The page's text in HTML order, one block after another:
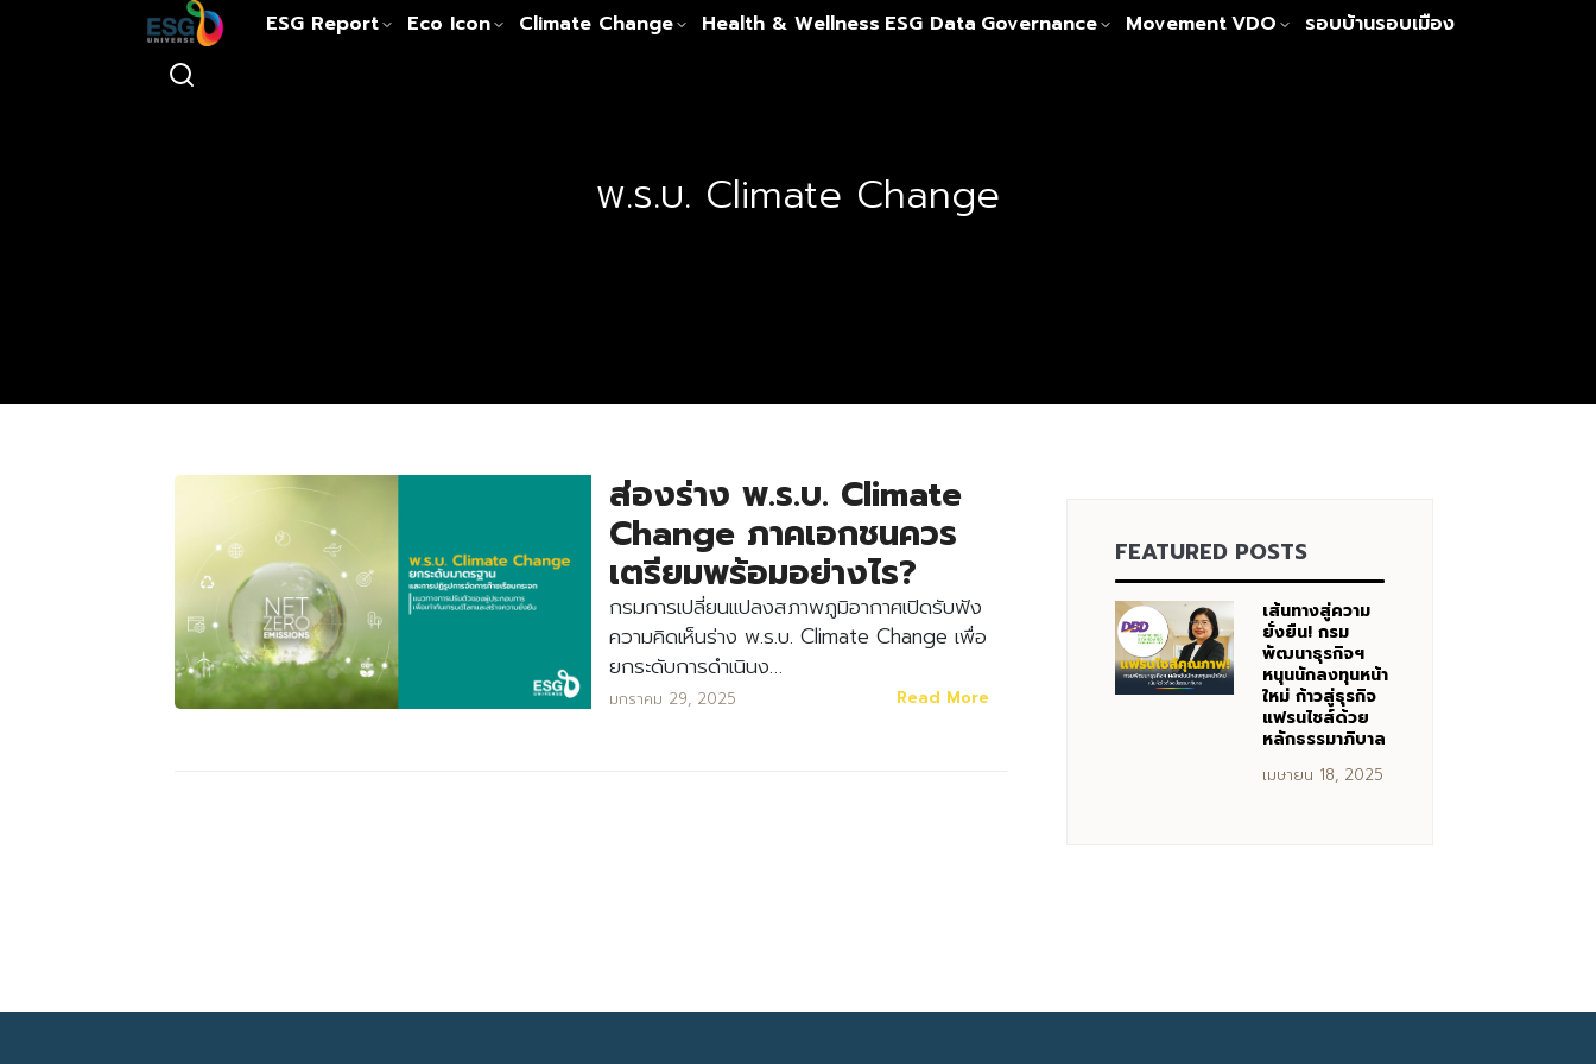
ESG Report Eco Icon Climate Change Health & Wellness ESG Data Governance MovementVDO รอบบ้านรอบเมือง
พ.ร.บ. Climate Change
ส่องร่าง พ.ร.บ. Climate
Change ภาคเอกชนควร
เตรียมพร้อมอย่างไร?
กรมการเปลี่ยนแปลงสภาพภูมิอากาศเปิดรับฟัง
ความคิดเห็นร่าง พ.ร.บ. Climate Change เพื่อ
ยกระดับการดำเนินง…
มกราคม 29, 2025 Read More
FEATURED POSTS
เส้นทางสู่ความ
ยั่งยืน! กรม
พัฒนาธุรกิจฯ
หนุนนักลงทุนหน้า
ใหม่ ก้าวสู่ธุรกิจ
แฟรนไชส์ด้วย
หลักธรรมาภิบาล
เมษายน 18, 2025